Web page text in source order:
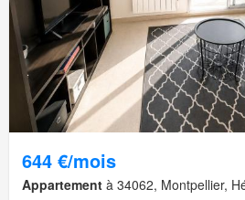
644 €/mois
Appartement à 34062, Montpellier,